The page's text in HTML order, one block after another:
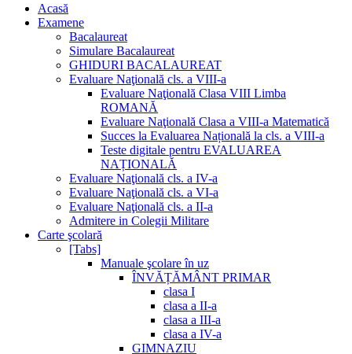
Acasă
Examene
Bacalaureat
Simulare Bacalaureat
GHIDURI BACALAUREAT
Evaluare Naţională cls. a VIII-a
Evaluare Naţională Clasa VIII Limba
ROMANĂ
Evaluare Naţională Clasa a VIII-a Matematică
Succes la Evaluarea Națională la cls. a VIII-a
Teste digitale pentru EVALUAREA
NAȚIONALĂ
Evaluare Naţională cls. a IV-a
Evaluare Naţională cls. a VI-a
Evaluare Naţională cls. a II-a
Admitere in Colegii Militare
Carte şcolară
[Tabs]
Manuale şcolare în uz
ÎNVĂȚĂMÂNT PRIMAR
clasa I
clasa a II-a
clasa a III-a
clasa a IV-a
GIMNAZIU